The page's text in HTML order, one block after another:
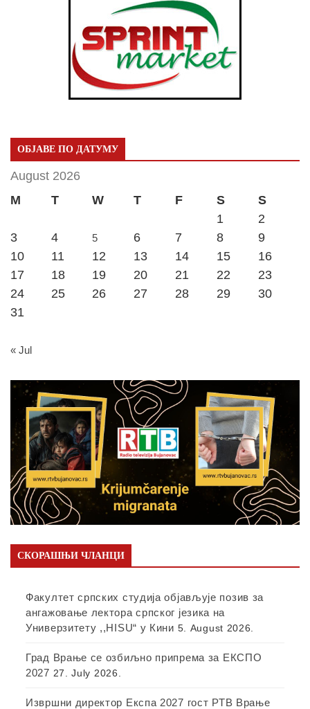
ОБЈАВЕ ПО ДАТУМУ
August 2026
M
T W T F S
S
1
2
3
4 5 6 7 8
9
10
11 12 13 14 15
16
17
18 19 20 21 22
23
24
25 26 27 28 29
30
31
« Jul
СКОРАШЊИ ЧЛАНЦИ
Факултет српских студија објављује позив за
ангажовање лектора српског језика на
Универзитету ,,HISU“ у Кини 5. August 2026.
Град Врање се озбиљно припрема за ЕКСПО
2027 27. July 2026.
Извршни директор Експа 2027 гост РТВ Врање